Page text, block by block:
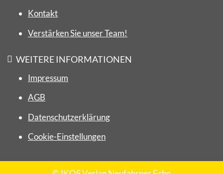
Kontakt
Verstärken Sie unser Team!
WEITERE INFORMATIONEN
Impressum
AGB
Datenschutzerklärung
Cookie-Einstellungen